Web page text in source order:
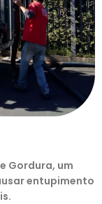
Gordura, um
entupimento